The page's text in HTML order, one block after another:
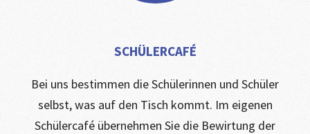
SCHÜLERCAFÉ
Bei uns bestimmen die Schülerinnen und Schüler
selbst, was auf den Tisch kommt. Im eigenen
Schülercafé übernehmen Sie die Bewirtung der